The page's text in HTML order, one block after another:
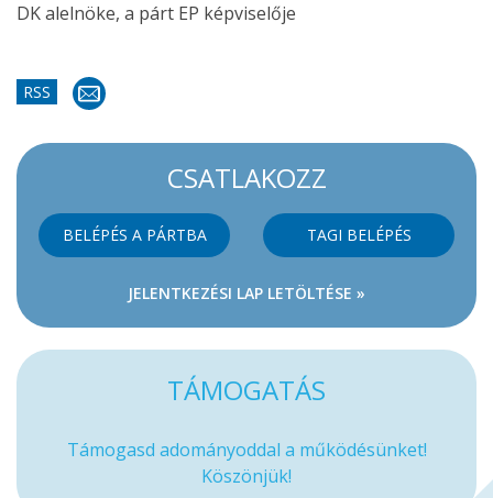
DK alelnöke, a párt EP képviselője
RSS
CSATLAKOZZ
BELÉPÉS A PÁRTBA TAGI BELÉPÉS
JELENTKEZÉSI LAP LETÖLTÉSE »
TÁMOGATÁS
Támogasd adományoddal a működésünket!
Köszönjük!